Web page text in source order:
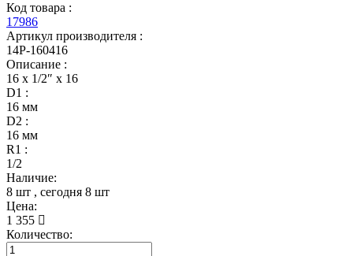
Код товара :
17986
Артикул производителя :
14P-160416
Описание :
16 x 1/2″ x 16
D1 :
16 мм
D2 :
16 мм
R1 :
1/2
Наличие:
8 шт , сегодня 8 шт
Цена:
1 355
Количество: